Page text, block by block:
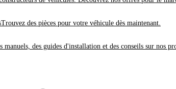
Trouvez des pièces pour votre véhicule dès maintenant.
manuels, des guides d'installation et des conseils sur nos